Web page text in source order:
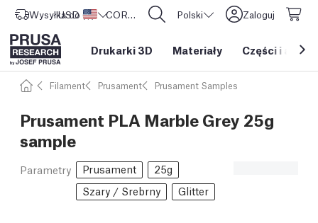
Wysyłka do Stany Zjednoczone
USD ($) CORE One L: Już w sprzedaży! Polski Zaloguj
Drukarki 3D Materiały Części i
Filament Prusament Prusament Samples
Prusament PLA Marble Grey 25g
sample
Parametry Prusament
25g
Szary / Srebrny
Glitter